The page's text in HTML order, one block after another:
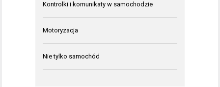
Kontrolki i komunikaty w samochodzie
Motoryzacja
Nie tylko samochód